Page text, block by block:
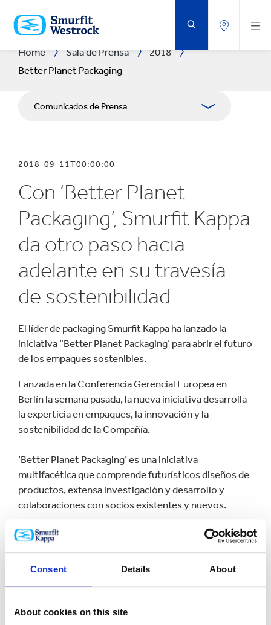
Consent Details About
About cookies on this site
AL
CONTENIDO
PRINCIPAL
Home Sala de Prensa
2018
Better Planet Packaging
Comunicados de Prensa
Relaciones con Prensa
Blog
2018-09-11T00:00:00
Con ‘Better Planet
Packaging’, Smurfit Kappa
da otro paso hacia
adelante en su travesía
de sostenibilidad
El líder de packaging Smurfit Kappa ha lanzado la
iniciativa “Better Planet Packaging’ para abrir el futuro
de los empaques sostenibles.
Lanzada en la Conferencia Gerencial Europea en
Berlín la semana pasada, la nueva iniciativa desarrolla
la experticia en empaques, la innovación y la
sostenibilidad de la Compañía.
‘Better Planet Packaging’ es una iniciativa
multifacética que comprende futurísticos diseños de
productos, extensa investigación y desarrollo y
colaboraciones con socios existentes y nuevos.
SHablando sobre la nueva iniciativa, Arco
Berkenbosch, VP de Innovación y Desarrollo, dijo:
“Estamos muy emocionados de lanzar la iniciativa
mundo sostenible.”